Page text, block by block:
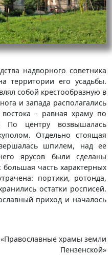
надворного советника
территории его усадьбы.
собой крестообразную в
и запада располагались
- равная храму по
По центру возвышалась
Отдельно стоящая
шпилем, над ее
ярусов были сделаны
часть характерных
портики, ротонда,
остатки росписей.
приход и началось
храмы земли
Пензенской»